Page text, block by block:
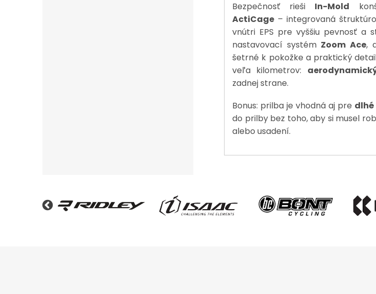
Bezpečnosť rieši In-Mold
ActiCage – integrovaná
vnútri EPS pre vyššiu pevnosť a
nastavovací systém Zoom Ace,
šetrné k pokožke a praktický
veľa kilometrov:
zadnej strane.
Bonus: prilba je vhodná aj pre
do prilby bez toho, aby si musel
alebo usadení.